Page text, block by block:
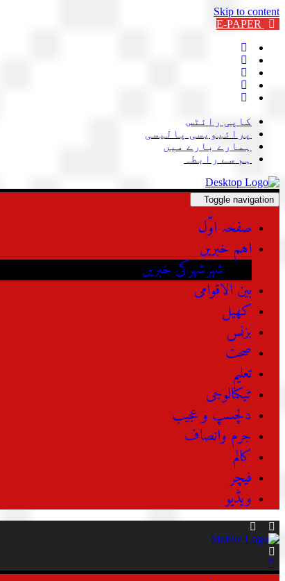
Skip to content
کاپی رائٹس
پرائیویسی پالیسی
ہمارے بارے میں
ہم سے رابطہ
Toggle navigation
صفحہ اوّل
اہم خبریں
شہرشہرکی خبریں
بین الاقوامی
کھیل
بزنس
صحت
تعلیم
ٹیکنالوجی
دلچسپ و عجیب
جرم وانصاف
کالم
فیچر
ویڈیو